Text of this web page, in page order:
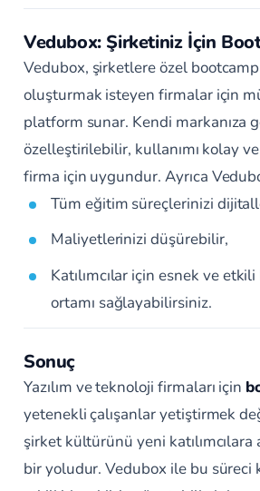
Vedubox: Şirketiniz İçin
Vedubox, şirketlere özel
oluşturmak isteyen firmalar için
platform sunar. Kendi markanıza
özelleştirilebilir, kullanımı kolay
firma için uygundur. Ayrıca
Tüm eğitim süreçlerinizi
Maliyetlerinizi düşürebilir,
Katılımcılar için esnek ve
ortamı sağlayabilirsiniz.
Sonuç
Yazılım ve teknoloji firmaları için
yetenekli çalışanlar yetiştirmek
şirket kültürünü yeni katılımcılara
bir yoludur. Vedubox ile bu süreci